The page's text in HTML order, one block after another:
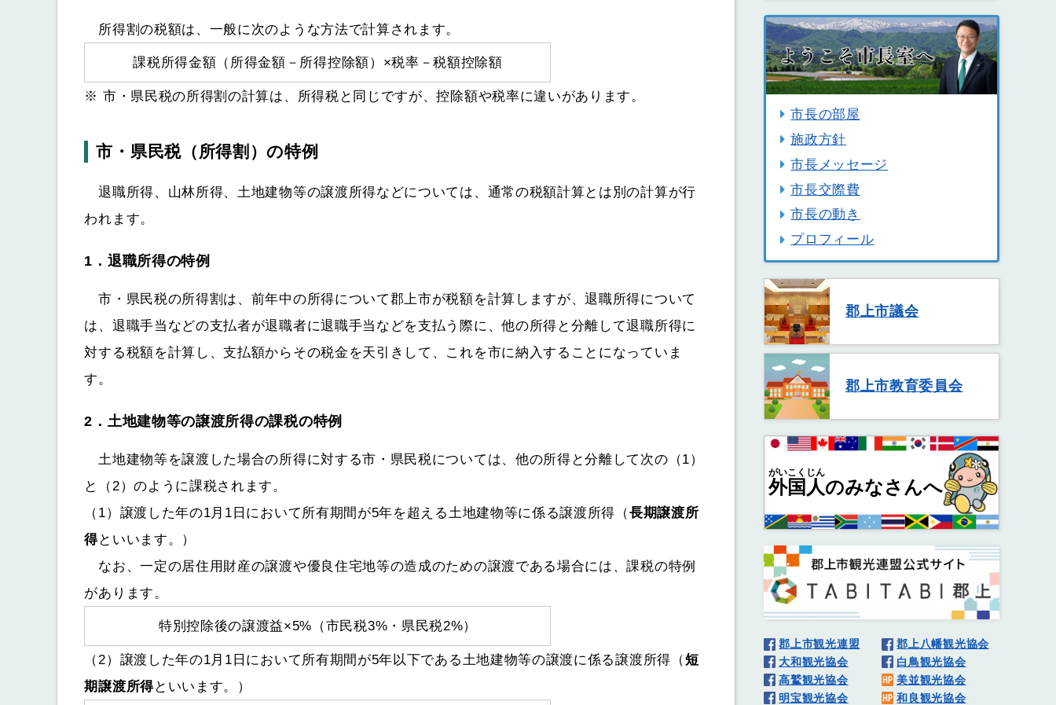
所得割の税額は、一般に次のような方法で計算されます。
課税所得金額（所得金額－所得控除額）×税率－税額控除額
※ 市・県民税の所得割の計算は、所得税と同じですが、控除額や税率に違いがあります。
市・県民税（所得割）の特例
退職所得、山林所得、土地建物等の譲渡所得などについては、通常の税額計算とは別の計算が行
われます。
1．退職所得の特例
市・県民税の所得割は、前年中の所得について郡上市が税額を計算しますが、退職所得について
は、退職手当などの支払者が退職者に退職手当などを支払う際に、他の所得と分離して退職所得に
対する税額を計算し、支払額からその税金を天引きして、これを市に納入することになっていま
す。
2．土地建物等の譲渡所得の課税の特例
土地建物等を譲渡した場合の所得に対する市・県民税については、他の所得と分離して次の（1）
と（2）のように課税されます。
（1）譲渡した年の1月1日において所有期間が5年を超える土地建物等に係る譲渡所得（長期譲渡所
得といいます。）
なお、一定の居住用財産の譲渡や優良住宅地等の造成のための譲渡である場合には、課税の特例
があります。
特別控除後の譲渡益×5%（市民税3%・県民税2%）
（2）譲渡した年の1月1日において所有期間が5年以下である土地建物等の譲渡に係る譲渡所得（短
期譲渡所得といいます。）
市長の部屋
施政方針
市長メッセージ
市長交際費
市長の動き
プロフィール
郡上市議会
郡上市教育委員会
外国人
がいこくじん
のみなさんへ
郡上市観光連盟
郡上八幡観光協会
大和観光協会
白鳥観光協会
高鷲観光協会
美並観光協会
明宝観光協会
和良観光協会